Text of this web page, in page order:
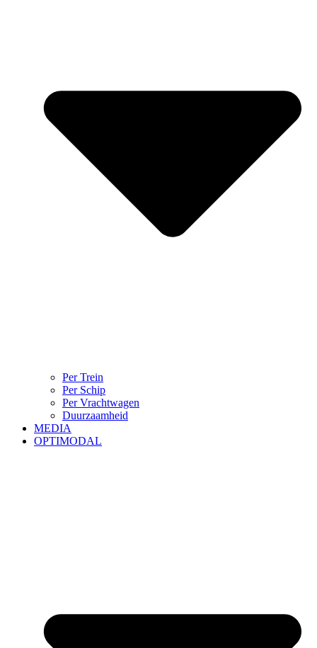
Per Trein
Per Schip
Per Vrachtwagen
Duurzaamheid
MEDIA
OPTIMODAL